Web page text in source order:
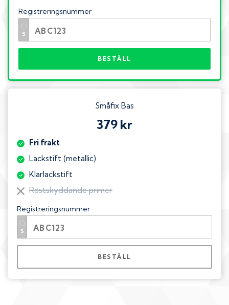
Registreringsnummer
BESTÄLL
Småfix Bas
379 kr
Fri frakt
Lackstift (metallic)
Klarlackstift
Rostskyddande primer
Registreringsnummer
BESTÄLL